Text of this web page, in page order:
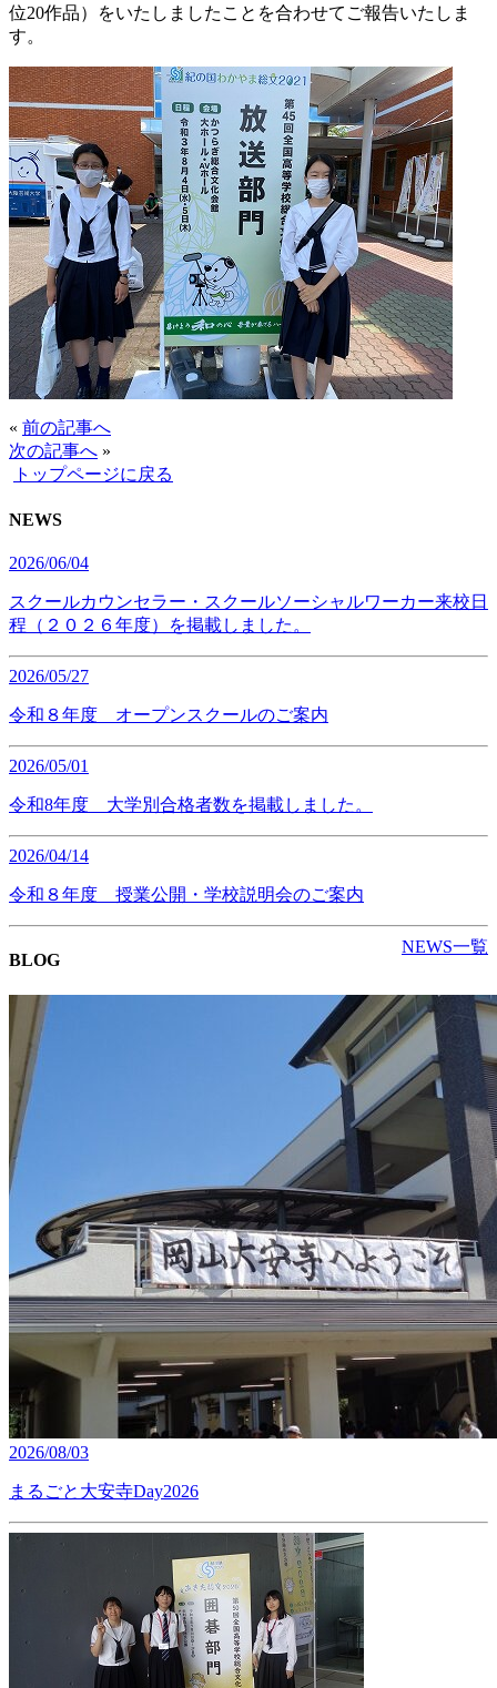
位20作品）をいたしましたことを合わせてご報告いたしま
す。
« 前の記事へ
次の記事へ »
トップページに戻る
NEWS
2026/06/04
スクールカウンセラー・スクールソーシャルワーカー来校日
程（２０２６年度）を掲載しました。
2026/05/27
令和８年度 オープンスクールのご案内
2026/05/01
令和8年度 大学別合格者数を掲載しました。
2026/04/14
令和８年度 授業公開・学校説明会のご案内
NEWS一覧
BLOG
2026/08/03
まるごと大安寺Day2026